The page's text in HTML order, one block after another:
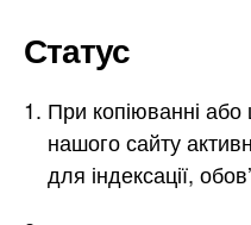
Статус
При копіюванні або
нашого сайту
для індексації,